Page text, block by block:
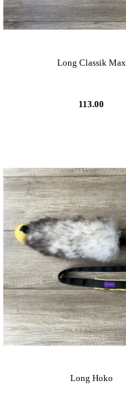
Long Classik Max
113.00
Long Hoko